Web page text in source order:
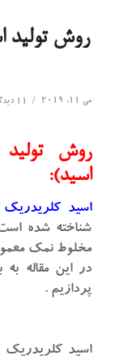
روش تولید
می 11, 2019 / 11 دیدگاه
روش تولید
اسید):
اسید کلریدریک
شناخته شده
مخلوط نمک
در این مقاله
پردازیم .
اسید